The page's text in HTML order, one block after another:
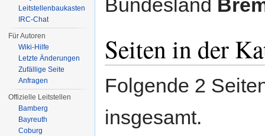
Bundesland
Seiten in der
Folgende 2
insgesamt.
Leitstellenbaukasten
IRC-Chat
Für Autoren
Wiki-Hilfe
Letzte Änderungen
Zufällige Seite
Anfragen
Offizielle Leitstellen
Bamberg
Bayreuth
Coburg